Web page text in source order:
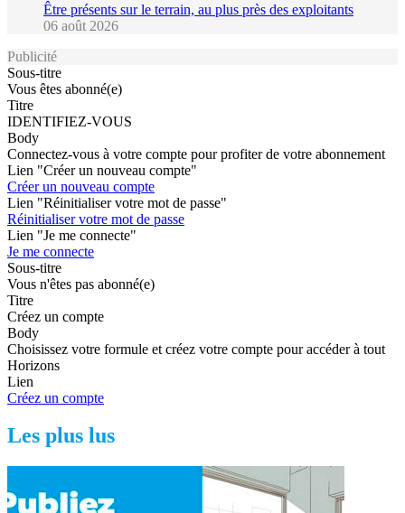
Être présents sur le terrain, au plus près des exploitants
06 août 2026
Publicité
Sous-titre
Vous êtes abonné(e)
Titre
IDENTIFIEZ-VOUS
Body
Connectez-vous à votre compte pour profiter de votre abonnement
Lien "Créer un nouveau compte"
Créer un nouveau compte
Lien "Réinitialiser votre mot de passe"
Réinitialiser votre mot de passe
Lien "Je me connecte"
Je me connecte
Sous-titre
Vous n'êtes pas abonné(e)
Titre
Créez un compte
Body
Choisissez votre formule et créez votre compte pour accéder à tout
Horizons
Lien
Créez un compte
Les plus lus